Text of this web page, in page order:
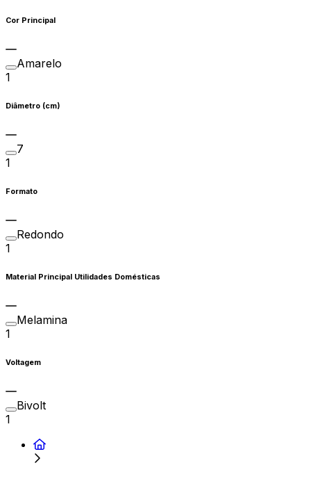
Cor Principal
Amarelo
1
Diâmetro (cm)
7
1
Formato
Redondo
1
Material Principal Utilidades Domésticas
Melamina
1
Voltagem
Bivolt
1